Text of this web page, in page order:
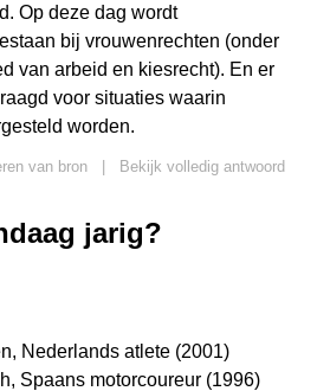
Op deze dag wordt
bij vrouwenrechten (onder
van arbeid en kiesrecht). En er
voor situaties waarin
worden.
van bron
Bekijk volledig antwoord
jarig?
Nederlands atlete (2001)
Spaans motorcoureur (1996)